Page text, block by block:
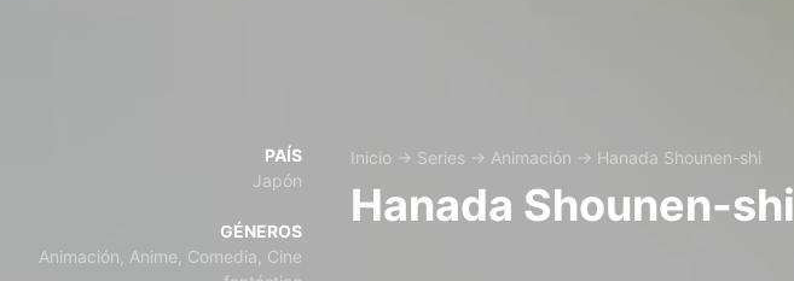
PAÍS
Japón
GÉNEROS
Animación, Anime, Comedia, Cine
Inicio → Series → Animación → Hanada Shounen-shi
Hanada Shounen-shi